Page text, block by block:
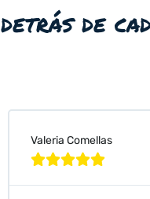
detrás de
25 abr 2024
